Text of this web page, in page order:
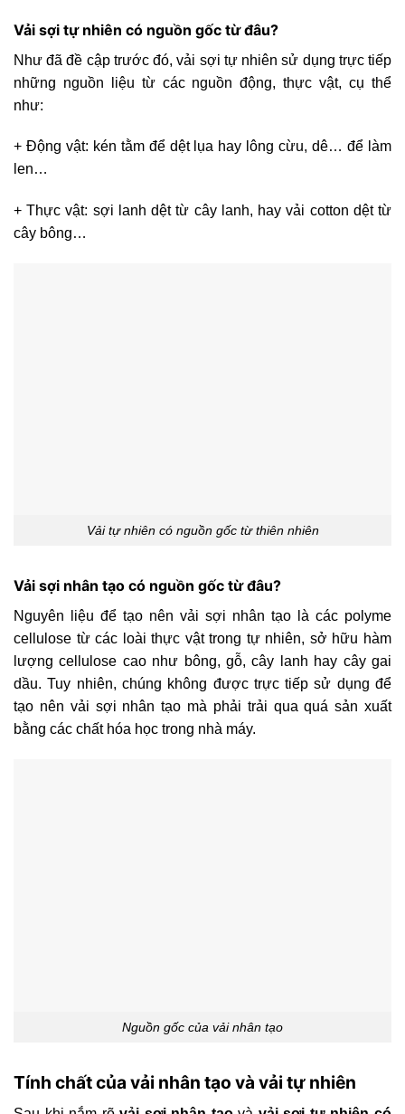
Vải sợi tự nhiên có nguồn gốc từ đâu?
Như đã đề cập trước đó, vải sợi tự nhiên sử dụng trực tiếp
những nguồn liệu từ các nguồn động, thực vật, cụ thể
như:
+ Động vật: kén tằm để dệt lụa hay lông cừu, dê… để làm
len…
+ Thực vật: sợi lanh dệt từ cây lanh, hay vải cotton dệt từ
cây bông…
Vải tự nhiên có nguồn gốc từ thiên nhiên
Vải sợi nhân tạo có nguồn gốc từ đâu?
Nguyên liệu để tạo nên vải sợi nhân tạo là các polyme
cellulose từ các loài thực vật trong tự nhiên, sở hữu hàm
lượng cellulose cao như bông, gỗ, cây lanh hay cây gai
dầu. Tuy nhiên, chúng không được trực tiếp sử dụng để
tạo nên vải sợi nhân tạo mà phải trải qua quá sản xuất
bằng các chất hóa học trong nhà máy.
Nguồn gốc của vải nhân tạo
Tính chất của vải nhân tạo và vải tự nhiên